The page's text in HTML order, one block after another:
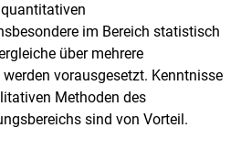
im Bereich statistisch
über mehrere
vorausgesetzt. Kenntnisse
Methoden des
sind von Vorteil.